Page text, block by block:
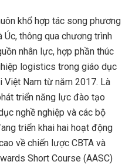
khổ hợp tác song phương
Úc, thông qua chương trình
nhân lực, hợp phần thúc
logistics trong giáo dục
Việt Nam từ năm 2017. Là
triển năng lực đào tạo
nghề nghiệp và các bộ
triển khai hai hoạt động
về chiến lược CBTA và
Short Course (AASC)